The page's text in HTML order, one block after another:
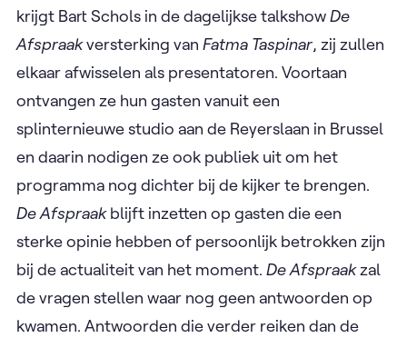
krijgt Bart Schols in de dagelijkse talkshowDe
Afspraakversterking van Fatma Taspinar, zij zullen
elkaar afwisselen als presentatoren. Voortaan
ontvangen ze hun gasten vanuit een
splinternieuwe studio aan de Reyerslaan in Brussel
en daarin nodigen ze ook publiek uit om het
programma nog dichter bij de kijker te brengen.
De Afspraakblijft inzetten op gasten die een
sterke opinie hebben of persoonlijk betrokken zijn
bij de actualiteit van het moment. De Afspraakzal
de vragen stellen waar nog geen antwoorden op
kwamen. Antwoorden die verder reiken dan de